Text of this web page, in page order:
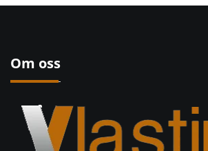
Om oss